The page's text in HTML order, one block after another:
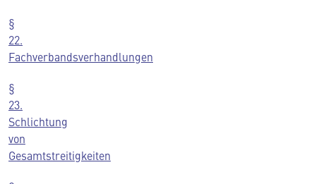
§
22.
Fachverbandsverhandlungen
§
23.
Schlichtung
von
Gesamtstreitigkeiten